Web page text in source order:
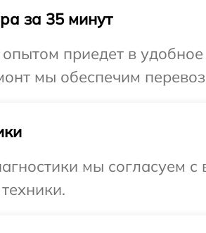
за 35 минут
приедет в
мы обеспечим
мы согласуем